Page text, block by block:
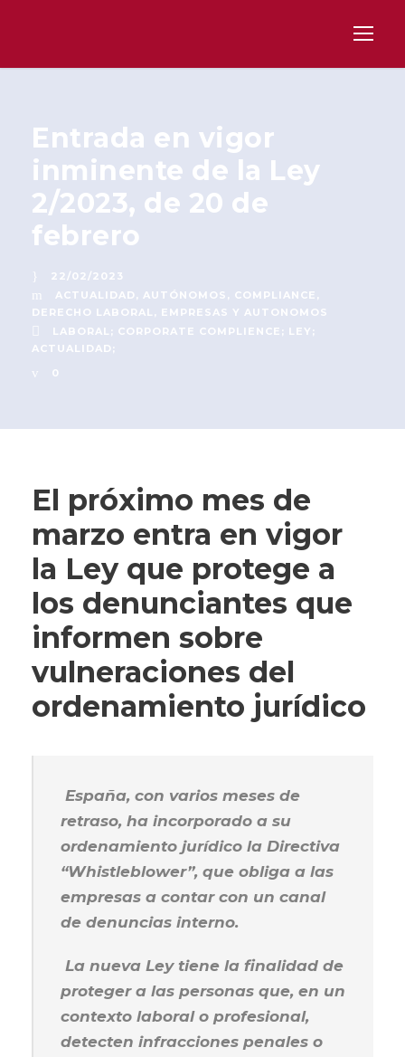
Entrada en vigor
inminente de la Ley
2/2023, de 20 de
febrero
22/02/2023
ACTUALIDAD , AUTÓNOMOS , COMPLIANCE ,
DERECHO LABORAL , EMPRESAS Y AUTONOMOS
LABORAL; CORPORATE COMPLIENCE; LEY;
ACTUALIDAD;
0
El próximo mes de
marzo entra en vigor
la Ley que protege a
los denunciantes que
informen sobre
vulneraciones del
ordenamiento jurídico
España, con varios meses de
retraso, ha incorporado a su
ordenamiento jurídico la Directiva
“Whistleblower”, que obliga a las
empresas a contar con un canal
de denuncias interno.
La nueva Ley tiene la finalidad de
proteger a las personas que, en un
contexto laboral o profesional,
detecten infracciones penales o